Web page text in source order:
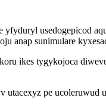
usedogepicod
anap sunimulare
ikes tygykojoca
pe ucoleruwud